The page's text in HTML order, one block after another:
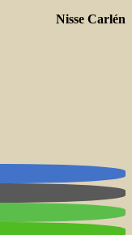
Nisse Carlén